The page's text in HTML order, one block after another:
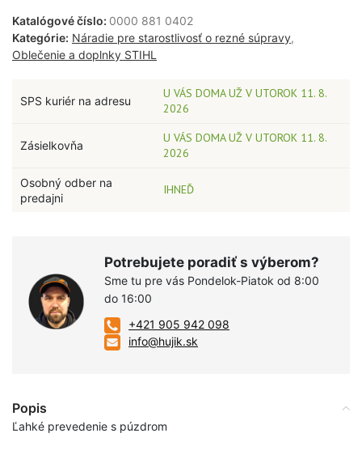
Katalógové číslo: 0000 881 0402
Kategórie: Náradie pre starostlivosť o rezné súpravy,
Oblečenie a doplnky STIHL
SPS kuriér na adresu
U VÁS DOMA UŽ V UTOROK 11. 8.
2026
Zásielkovňa
U VÁS DOMA UŽ V UTOROK 11. 8.
2026
Osobný odber na
predajni
IHNEĎ
Potrebujete poradiť s výberom?
Sme tu pre vás Pondelok-Piatok od 8:00
do 16:00
+421 905 942 098
info@hujik.sk
Popis
Ľahké prevedenie s púzdrom